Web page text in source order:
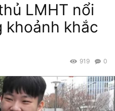
LMHT nổi
khoảnh khắc
0
919